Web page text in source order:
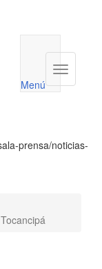
utilidades
Menú
Menú
prensa/noticias-